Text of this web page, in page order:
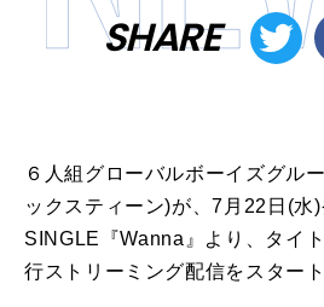
SHARE
６人組グローバルボーイズグル
ックスティーン)が、7 月 22 日 (水)
SINGLE
『Wanna 』より、タイ
行ストリーミング配信をスタート